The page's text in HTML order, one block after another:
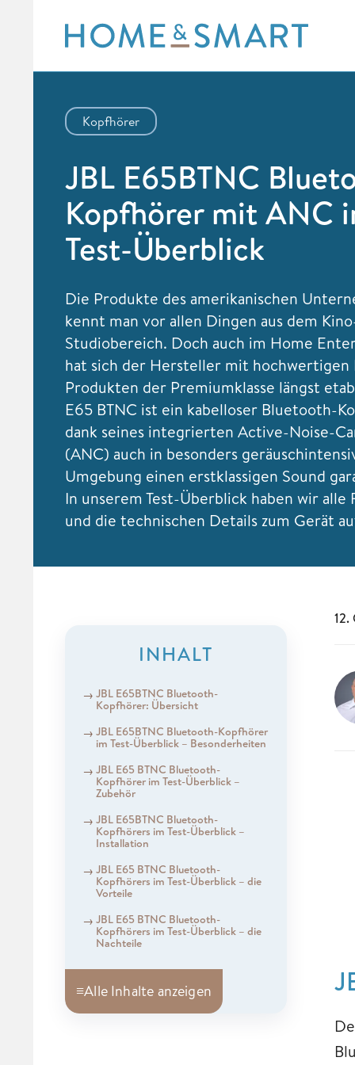
content
Kopfhörer
JBL E65BTNC
Kopfhörer mit ANC
Test-Überblick
Die Produkte des amerikanischen
kennt man vor allen Dingen aus dem
Studiobereich. Doch auch im Home
hat sich der Hersteller mit hochwertigen
Produkten der Premiumklasse längst
E65 BTNC ist ein kabelloser Bluetooth-
dank seines integrierten Active-Noise-
(ANC) auch in besonders
Umgebung einen erstklassigen Sound
In unserem Test-Überblick haben wir alle
und die technischen Details zum Gerät
INHALT
JBL E65BTNC Bluetooth-
Kopfhörer: Übersicht
JBL E65BTNC Bluetooth-Kopfhörer
im Test-Überblick – Besonderheiten
JBL E65 BTNC Bluetooth-
Kopfhörer im Test-Überblick –
Zubehör
JBL E65BTNC Bluetooth-
Kopfhörers im Test-Überblick –
Installation
JBL E65 BTNC Bluetooth-
Kopfhörers ​​​​​​​im Test-Überblick – die
Vorteile
JBL E65 BTNC Bluetooth-
Kopfhörers ​​​​​​im Test-Überblick – die
Nachteile
≡Alle Inhalte anzeigen
12.